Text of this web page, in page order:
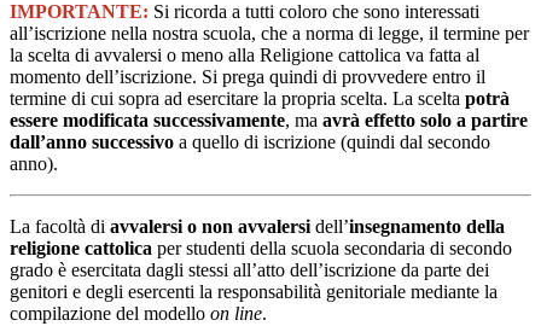
IMPORTANTE: Si ricorda a tutti coloro che sono interessati
all’iscrizione nella nostra scuola, che a norma di legge, il termine per
la scelta di avvalersi o meno alla Religione cattolica va fatta al
momento dell’iscrizione. Si prega quindi di provvedere entro il
termine di cui sopra ad esercitare la propria scelta. La scelta potrà
essere modificata successivamente, ma avrà effetto solo a partire
dall’anno successivo a quello di iscrizione (quindi dal secondo
anno).
La facoltà di avvalersi o non avvalersi dell’insegnamento della
religione cattolica per studenti della scuola secondaria di secondo
grado è esercitata dagli stessi all’atto dell’iscrizione da parte dei
genitori e degli esercenti la responsabilità genitoriale mediante la
compilazione del modello on line.